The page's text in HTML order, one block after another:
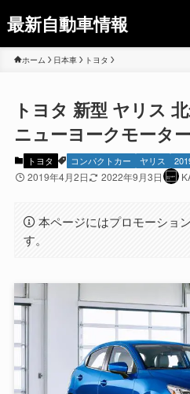
最新自動車情報
ホーム 日本車 トヨタ
トヨタ 新型 ヤリス
ニューヨークモータ
トヨタ コンパクトカー ヤリス
2019年4月2日 2022年9月3日
本ページにはプロモーショ
す。